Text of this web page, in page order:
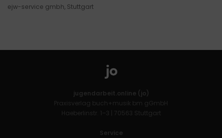
ejw-service gmbh, Stuttgart
jugendarbeit.online (jo)
Praxisverlag buch+musik bm gGmbH
Haeberlinstr. 1–3 | 70563 Stuttgart
Service